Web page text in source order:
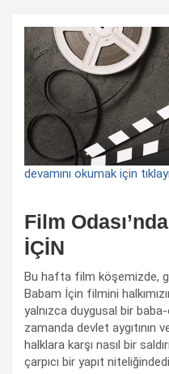
devamını okumak için
Film
İÇİN
Bu hafta film köşemizde,
Babam İçin filmini
yalnızca duygusal bir
zamanda devlet aygıtının
halklara karşı nasıl bir
çarpıcı bir yapıt